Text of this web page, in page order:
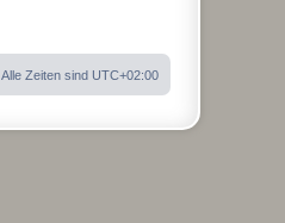
Alle Zeiten sind UTC+02:00